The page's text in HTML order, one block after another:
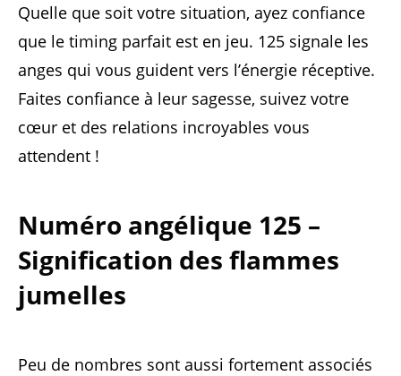
Quelle que soit votre situation, ayez confiance
que le timing parfait est en jeu. 125 signale les
anges qui vous guident vers l’énergie réceptive.
Faites confiance à leur sagesse, suivez votre
cœur et des relations incroyables vous
attendent !
Numéro angélique 125 –
Signification des flammes
jumelles
Peu de nombres sont aussi fortement associés